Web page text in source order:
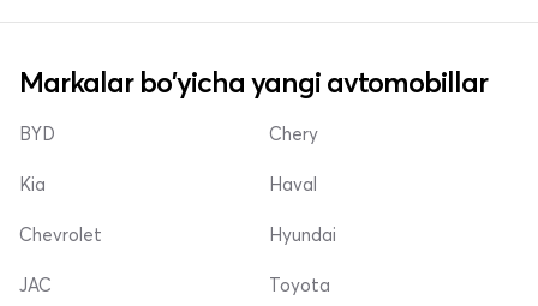
Markalar bo'yicha yangi avtomobillar
BYD
Kia
Chevrolet
Chery
Haval
Hyundai
JAC Toyota